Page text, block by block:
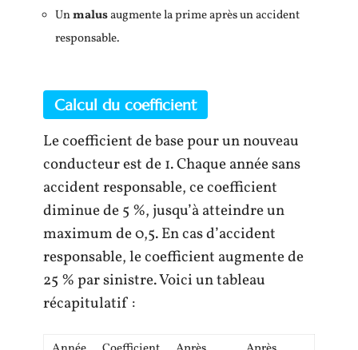
Unmalusaugmente la prime après un accident
responsable.
Calcul du coefficient
Le coefficient de base pour un nouveau
conducteur est de 1. Chaque année sans
accident responsable, ce coefficient
diminue de 5 %, jusqu’à atteindre un
maximum de 0,5. En cas d’accident
responsable, le coefficient augmente de
25 % par sinistre. Voici un tableau
récapitulatif :